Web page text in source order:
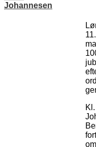
Johannesen
om